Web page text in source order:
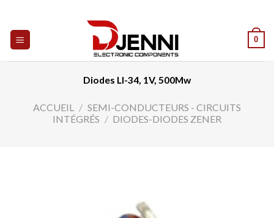
content
0
Diodes Ll-34, 1V, 500Mw
ACCUEIL / SEMI-CONDUCTEURS - CIRCUITS
INTÉGRÉS / DIODES-DIODES ZENER